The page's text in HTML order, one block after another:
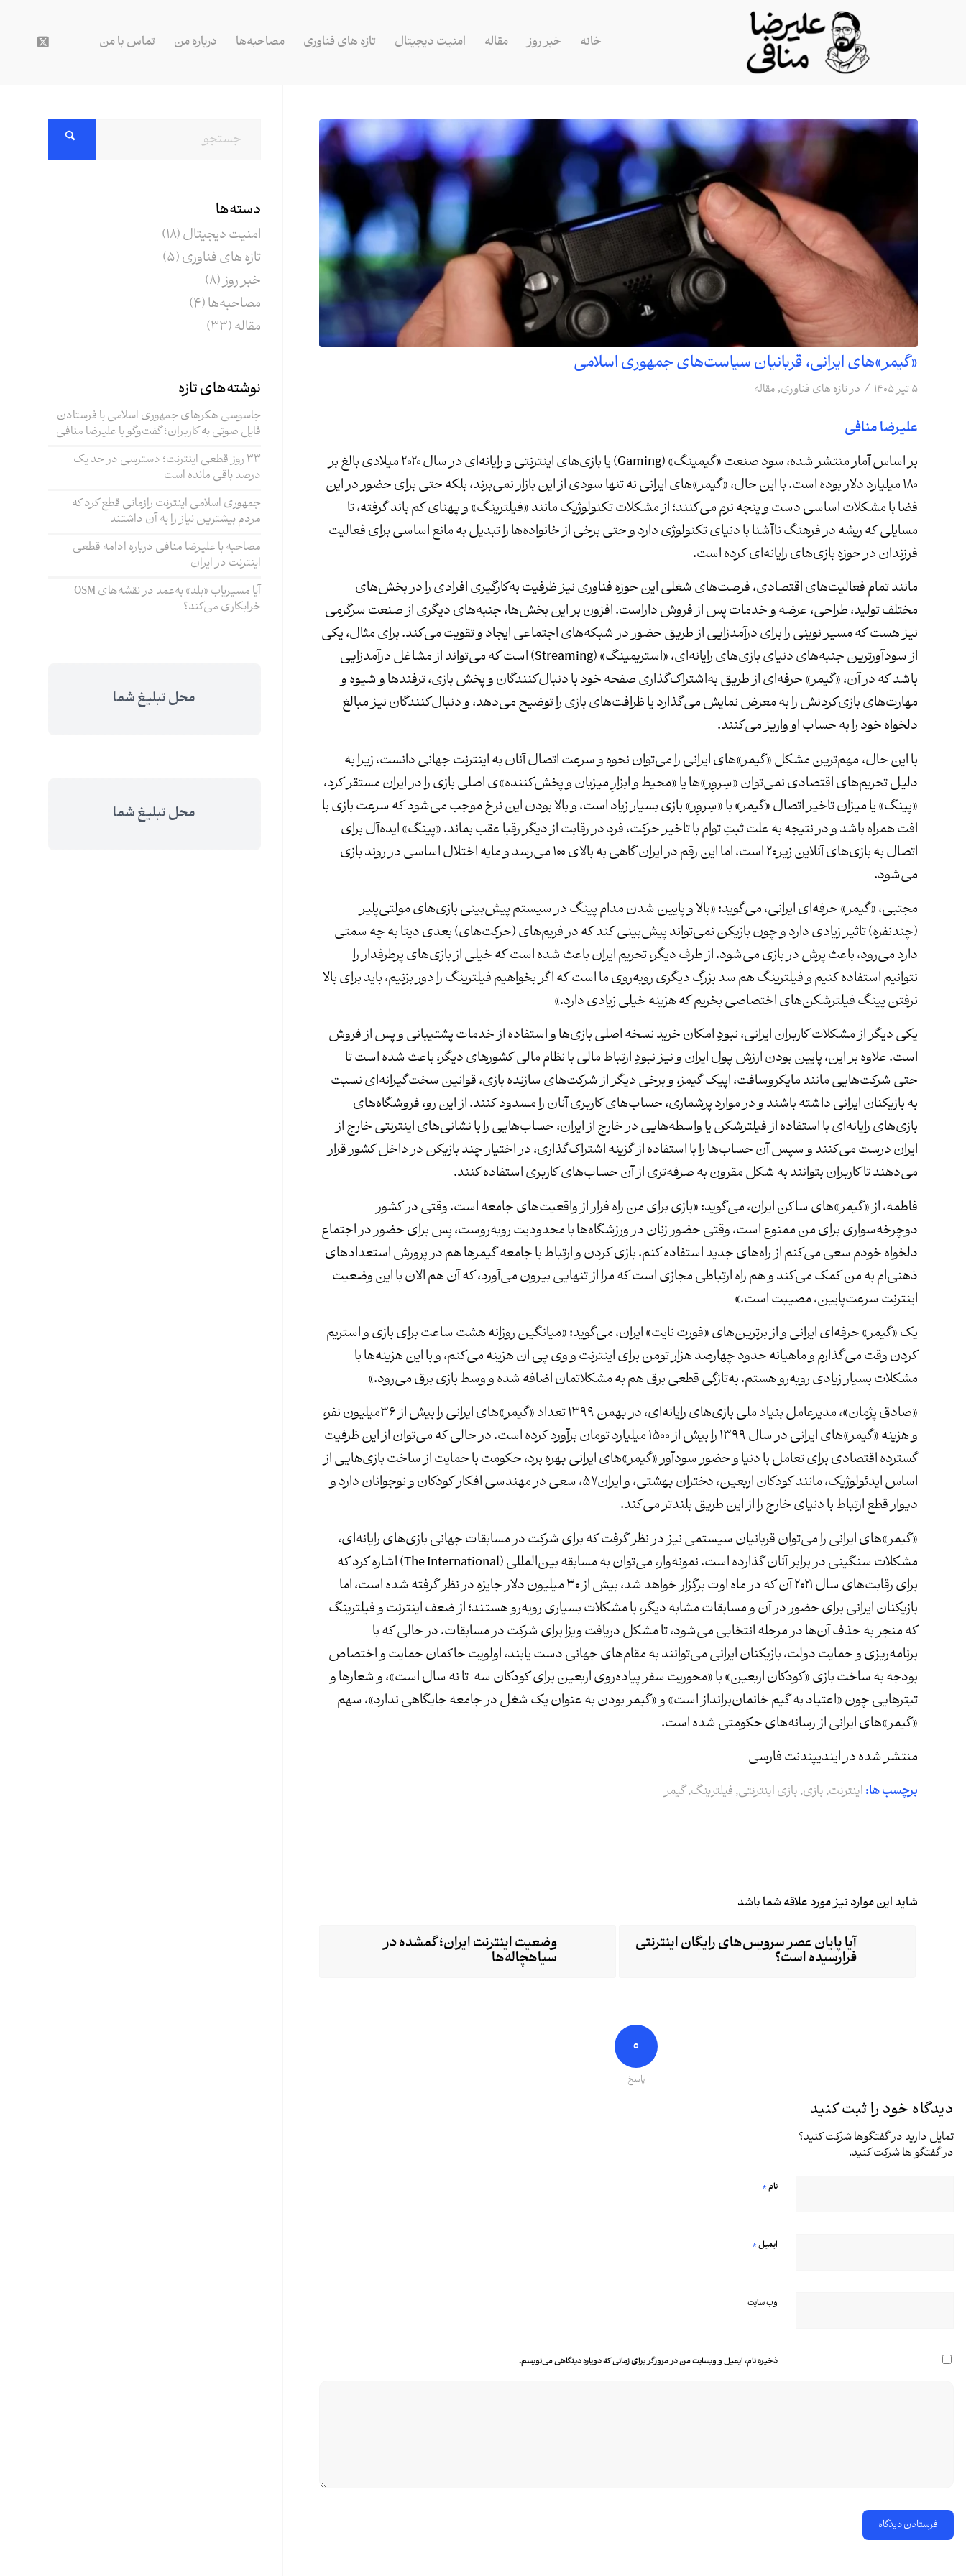
خانه خبر روز مقاله امنیت دیجیتال تازه های فناوری مصاحبه‌ها درباره من تماس با من
«گیمر»های ایرانی، قربانیان سیاست‌های جمهوری اسلامی
۵ تیر ۱۴۰۵ / درتازه های فناوری,مقاله
علیرضا منافی
بر اساس آمار منتشر شده، سود صنعت «گیمینگ» (Gaming) یا بازی‌های اینترنتی و رایانه‌ای در سال ۲۰۲۰ میلادی بالغ بر
۱۸۰ میلیارد دلار بوده است. با این حال، «گیمر»های ایرانی نه تنها سودی از این بازار نمی‌برند، بلکه حتی برای حضور در این
فضا با مشکلات اساسی دست و پنجه نرم می‌کنند؛ از مشکلات تکنولوژیک مانند «فیلترینگ» و پهنای کم باند گرفته، تا
مسایلی که ریشه در فرهنگ ناآشنا با دنیای تکنولوژی دارد و حتی برخی از خانواده‌ها را تبدیل به مانع اساسی برای فعالیت
فرزندان در حوزه بازی‌های رایانه‌ای کرده است.
مانند تمام فعالیت‌های اقتصادی، فرصت‌های شغلی این حوزه فناوری نیز ظرفیت به‌کارگیری افرادی را در بخش‌های
مختلف تولید، طراحی، عرضه و خدمات پس از فروش داراست. افزون بر این بخش‌ها، جنبه‌های دیگری از صنعت سرگرمی
نیز هست که مسیر نوینی را برای درآمدزایی از طریق حضور در شبکه‌های اجتماعی ایجاد و تقویت می‌کند. برای مثال، یکی
از سودآورترین جنبه‌های دنیای بازی‌های رایانه‌ای، «استریمینگ» (Streaming) است که می‌تواند از مشاغل درآمدزایی
باشد که در آن، «گیمر» حرفه‌ای از طریق به‌اشتراک‌گذاری صفحه خود با دنبال‌کنندگان و پخش بازی، ترفندها و شیوه و
مهارت‌های بازی‌کردنش را به معرض نمایش می‌گذارد یا ظرافت‌های بازی را توضیح می‌دهد، و دنبال‌کنندگان نیز مبالغ
دلخواه خود را به حساب او واریز می‌کنند.
با این حال، مهم‌ترین مشکل «گیمر»های ایرانی را می‌توان نحوه و سرعت اتصال آنان به اینترنت جهانی دانست، زیرا به
دلیل تحریم‌های اقتصادی نمی‌توان «سِروِر»ها یا «محیط و ابزارِ میزبان و پخش‌کننده»ی اصلی بازی را در ایران مستقر کرد،
«پینگ» یا میزان تاخیر اتصال «گیمر» با «سِروِر» بازی بسیار زیاد است، و بالا بودن این نرخ موجب می‌شود که سرعت بازی با
افت همراه باشد و در نتیجه به علت ثبتِ توام با تاخیر حرکت، فرد در رقابت از دیگر رقبا عقب بماند. «پینگ» ایده‌آل برای
اتصال به بازی‌های آنلاین زیر۲۰ است، اما این رقم در ایران گاهی به بالای ۱۰۰ می‌رسد و مایه اختلال اساسی در روند بازی
می‌شود.
مجتبی، «گیمر» حرفه‌ای ایرانی، می‌گوید: «بالا و پایین شدن مدام پینگ در سیستم پیش‌بینی بازی‌های مولتی‌پلیر
(چندنفره) تاثیر زیادی دارد و چون بازیکن نمی‌تواند پیش‌بینی کند که در فریم‌های (حرکت‌های) بعدی دیتا به چه سمتی
دارد می‌رود، باعث پرش در بازی می‌شود. از طرف دیگر، تحریم ایران باعث شده است که خیلی از بازی‌های پرطرفدار را
نتوانیم استفاده کنیم و فیلترینگ هم سد بزرگ دیگری روبه‌روی ما است که اگر بخواهیم فیلترینگ را دور بزنیم، باید برای بالا
نرفتن پینگ فیلترشکن‌های اختصاصی بخریم که هزینه خیلی زیادی دارد.»
یکی دیگر از مشکلات کاربران ایرانی، نبودِ امکان خرید نسخه اصلی بازی‌ها و استفاده از خدمات پشتیبانی و پس از فروش
است. علاوه بر این، پایین بودن ارزش پول ایران و نیز نبودِ ارتباط مالی با نظام مالی کشورهای دیگر، باعث شده است تا
حتی شرکت‌هایی مانند مایکروسافت، اپیک گیمز، و برخی دیگر از شرکت‌های سازنده بازی، قوانین سخت‌گیرانه‌ای نسبت
به بازیکنان ایرانی داشته باشند و در موارد پرشماری، حساب‌های کاربری آنان را مسدود کنند. از این رو، فروشگاه‌های
بازی‌های رایانه‌ای با استفاده از فیلترشکن یا واسطه‌هایی در خارج از ایران، حساب‌هایی را با نشانی‌های اینترنتی خارج از
ایران درست می‌کنند و سپس آن حساب‌ها را با استفاده از گزینه اشتراک‌گذاری، در اختیار چند بازیکن در داخل کشور قرار
می‌دهند تا کاربران بتوانند به شکل مقرون به صرفه‌تری از آن حساب‌های کاربری استفاده کنند.
فاطمه، از «گیمر»های ساکن ایران، می‌گوید: «بازی برای من راه فرار از واقعیت‌های جامعه است. وقتی در کشور
دوچرخه‌سواری برای من ممنوع است، وقتی حضور زنان در ورزشگاه‌ها با محدودیت روبه‌روست، پس برای حضور در اجتماع
دلخواه خودم سعی می‌کنم از راه‌های جدید استفاده کنم. بازی کردن و ارتباط با جامعه گیمرها هم در پرورش استعدادهای
ذهنی‌ام به من کمک می‌کند و هم راه ارتباطی مجازی است که مرا از تنهایی بیرون می‌آورد، که آن هم الان با این وضعیت
اینترنت سرعت‌پایین، مصیبت است.»
یک «گیمر» حرفه‌ای ایرانی و از برترین‌های «فورت نایت» ایران، می‌گوید: «میانگین روزانه هشت ساعت برای بازی و استریم
کردن وقت می‌گذارم و ماهیانه حدود چهارصد هزار تومن برای اینترنت و وی پی ان هزینه می‌کنم، و با این هزینه‌ها با
مشکلات بسیار زیادی روبه‌رو هستم. به‌تازگی قطعی برق هم به مشکلاتمان اضافه شده و وسط بازی برق می‌رود.»
«صادق پژمان»، مدیرعامل بنیاد ملی بازی‌های رایانه‌ای، در بهمن ۱۳۹۹ تعداد «گیمر»های ایرانی را بیش از ۳۶میلیون نفر،
و هزینه «گیمر»های ایرانی در سال ۱۳۹۹ را بیش از ۱۵۰۰ میلیارد تومان برآورد کرده است. در حالی که می‌توان از این ظرفیت
گسترده اقتصادی برای تعامل با دنیا و حضور سودآور «گیمر»های ایرانی بهره برد، حکومت با حمایت از ساخت بازی‌هایی از
اساس ایدئولوژیک، مانند کودکان اربعین، دختران بهشتی، و ایران۵۷، سعی در مهندسی افکار کودکان و نوجوانان دارد و
دیوار قطع ارتباط با دنیای خارج را از این طریق بلندتر می‌کند.
«گیمر»های ایرانی را می‌توان قربانیان سیستمی نیز در نظر گرفت که برای شرکت در مسابقات جهانی بازی‌های رایانه‌ای،
مشکلات سنگینی در برابر آنان گذارده است. نمونه‌وار، می‌توان به مسابقه بین‌المللی (The International) اشاره کرد که
برای رقابت‌های سال ۲۰۲۱ آن که در ماه اوت برگزار خواهد شد، بیش از ۳۰ میلیون دلار جایزه در نظر گرفته شده است، اما
بازیکنان ایرانی برای حضور در آن و مسابقات مشابه دیگر، با مشکلات بسیاری روبه‌رو هستند؛ از ضعف اینترنت و فیلترینگ
که منجر به حذف آن‌ها در مرحله انتخابی می‌شود، تا مشکل دریافت ویزا برای شرکت در مسابقات. در حالی که با
برنامه‌ریزی و حمایت دولت، بازیکنان ایرانی می‌توانند به مقام‌های جهانی دست یابند، اولویت حاکمان حمایت و اختصاص
بودجه به ساخت بازی «کودکان اربعین» با «محوریت سفر پیاده‌روی اربعین برای کودکان سه تا نه سال است»، و شعارها و
تیترهایی چون «اعتیاد به گیم خانمان‌برانداز است» و «گیمر بودن به عنوان یک شغل در جامعه جایگاهی ندارد»، سهم
«گیمر»های ایرانی از رسانه‌های حکومتی شده است.
منتشر شده در ایندیپندنت فارسی
برچسب ها:اینترنت,بازی,بازی اینترنتی,فیلترینگ,گیمر
شاید این موارد نیز مورد علاقه شما باشد
وضعیت اینترنت ایران؛ گمشده در
سیاهچاله‌ها
آیا پایان عصر سرویس‌های رایگان اینترنتی
فرارسیده‌ است؟
0
پاسخ
دیدگاه خود را ثبت کنید
تمایل دارید در گفتگوها شرکت کنید؟
در گفتگو ها شرکت کنید.
نام*
ایمیل*
وب‌ سایت
ذخیره نام، ایمیل و وبسایت من در مرورگر برای زمانی که دوباره دیدگاهی می‌نویسم.
دسته‌ها
امنیت دیجیتال(18)
تازه های فناوری(5)
خبر روز(8)
مصاحبه‌ها(4)
مقاله(33)
نوشته‌های تازه
جاسوسی هکرهای جمهوری اسلامی با فرستادن
فایل صوتی به کاربران؛ گفت‌وگو با علیرضا منافی
۳۳ روز قطعی اینترنت؛ دسترسی در حد یک
درصد باقی مانده است
جمهوری اسلامی اینترنت رازمانی قطع کرد که
مردم بیشترین نیاز را به آن داشتند
مصاحبه با علیرضا منافی درباره ادامه قطعی
اینترنت در ایران
آیا مسیریاب «بلد» به‌عمد در نقشه‌های OSM
خرابکاری می‌کند؟
محل تبلیغ شما
محل تبلیغ شما